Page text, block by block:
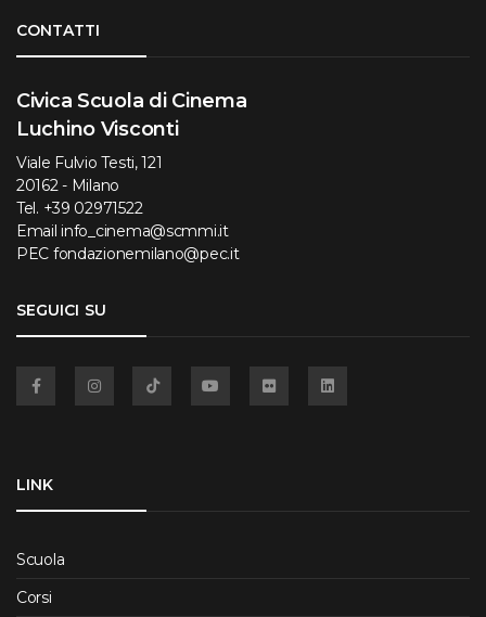
CONTATTI
Civica Scuola di Cinema
Luchino Visconti
Viale Fulvio Testi, 121
20162 - Milano
Tel. +39 02971522
Email info_cinema@scmmi.it
PEC fondazionemilano@pec.it
SEGUICI SU
LINK
Scuola
Corsi